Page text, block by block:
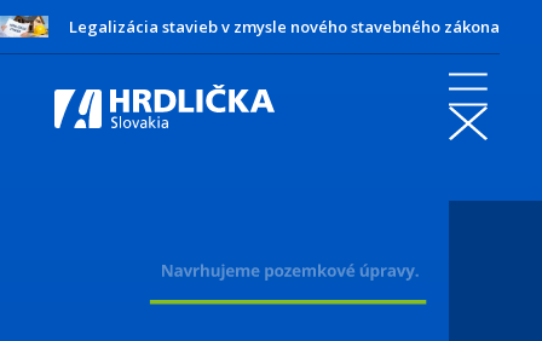
Legalizácia stavieb v zmysle nového stavebného zákona